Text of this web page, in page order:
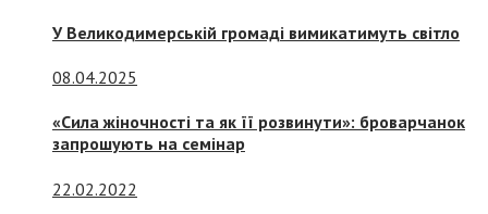
У Великодимерській громаді вимикатимуть світло
08.04.2025
«Сила жіночності та як її розвинути»: броварчанок
запрошують на семінар
22.02.2022